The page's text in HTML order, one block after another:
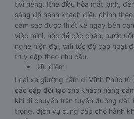
tivi riêng. Khe điều hòa mát lạnh,
sáng để hành khách điều chỉnh
cắm sạc được thiết kế ngay bên
việc mini, hộc để cốc chén, nước
nghe hiện đại, wifi tốc độ cao hoạt
truy cập theo nhu cầu.
Ưu điểm
Loại xe giường nằm đi Vĩnh Phúc từ
các cặp đôi tạo cho khách hàng
khi di chuyển trên tuyến đường dài.
trọng, dịch vụ cung cấp cho hành